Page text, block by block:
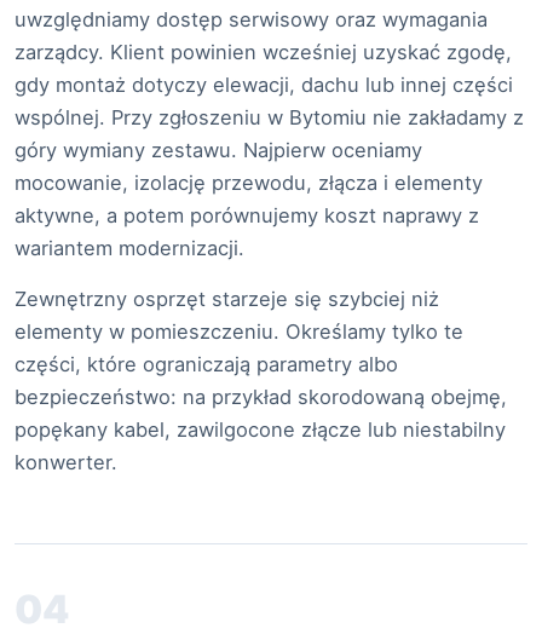
uwzględniamy dostęp serwisowy oraz wymagania
zarządcy. Klient powinien wcześniej uzyskać zgodę,
gdy montaż dotyczy elewacji, dachu lub innej części
wspólnej. Przy zgłoszeniu w Bytomiu nie zakładamy z
góry wymiany zestawu. Najpierw oceniamy
mocowanie, izolację przewodu, złącza i elementy
aktywne, a potem porównujemy koszt naprawy z
wariantem modernizacji.
Zewnętrzny osprzęt starzeje się szybciej niż
elementy w pomieszczeniu. Określamy tylko te
części, które ograniczają parametry albo
bezpieczeństwo: na przykład skorodowaną obejmę,
popękany kabel, zawilgocone złącze lub niestabilny
konwerter.
04